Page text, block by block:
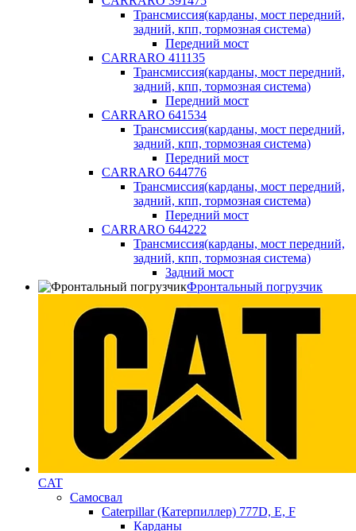
Трансмиссия(карданы, мост передний,
задний, кпп, тормозная система)
Передний мост
CARRARO 411135
Трансмиссия(карданы, мост передний,
задний, кпп, тормозная система)
Передний мост
CARRARO 641534
Трансмиссия(карданы, мост передний,
задний, кпп, тормозная система)
Передний мост
CARRARO 644776
Трансмиссия(карданы, мост передний,
задний, кпп, тормозная система)
Передний мост
CARRARO 644222
Трансмиссия(карданы, мост передний,
задний, кпп, тормозная система)
Задний мост
Фронтальный погрузчик
CAT
Самосвал
Caterpillar (Катерпиллер) 777D, E, F
Карданы